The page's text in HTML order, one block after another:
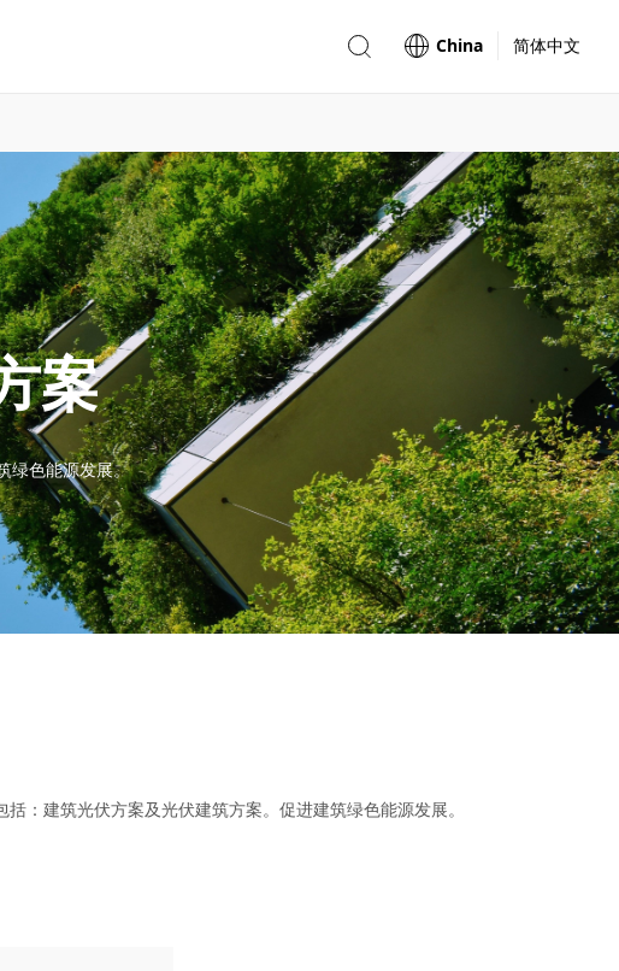
China 简体中文
案
绿色能源发展。
：建筑光伏方案及光伏建筑方案。促进建筑绿色能源发展。